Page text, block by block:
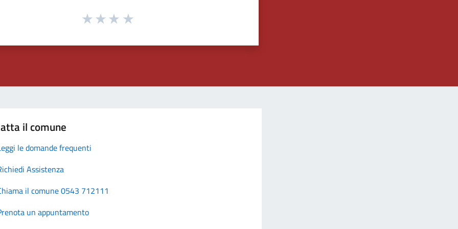
il comune
le domande frequenti
Assistenza
il comune 0543 712111
un appuntamento